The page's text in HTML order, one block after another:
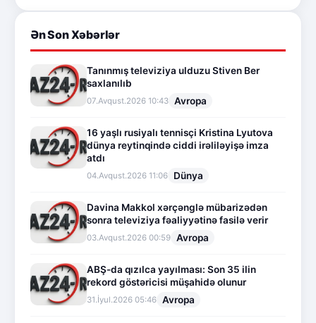
Ən Son Xəbərlər
Tanınmış televiziya ulduzu Stiven Ber
saxlanılıb
07.Avqust.2026 10:43 Avropa
16 yaşlı rusiyalı tennisçi Kristina Lyutova
dünya reytinqində ciddi irəliləyişə imza
atdı
04.Avqust.2026 11:06 Dünya
Davina Makkol xərçənglə mübarizədən
sonra televiziya fəaliyyətinə fasilə verir
03.Avqust.2026 00:59 Avropa
ABŞ-da qızılca yayılması: Son 35 ilin
rekord göstəricisi müşahidə olunur
31.İyul.2026 05:46 Avropa